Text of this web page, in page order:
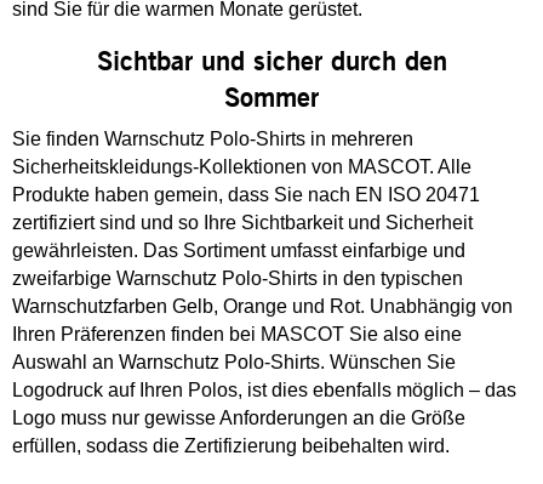
sind Sie für die warmen Monate gerüstet.
Sichtbar und sicher durch den
Sommer
Sie finden Warnschutz Polo-Shirts in mehreren
Sicherheitskleidungs-Kollektionen von MASCOT. Alle
Produkte haben gemein, dass Sie nach EN ISO 20471
zertifiziert sind und so Ihre Sichtbarkeit und Sicherheit
gewährleisten. Das Sortiment umfasst einfarbige und
zweifarbige Warnschutz Polo-Shirts in den typischen
Warnschutzfarben Gelb, Orange und Rot. Unabhängig von
Ihren Präferenzen finden bei MASCOT Sie also eine
Auswahl an Warnschutz Polo-Shirts. Wünschen Sie
Logodruck auf Ihren Polos, ist dies ebenfalls möglich – das
Logo muss nur gewisse Anforderungen an die Größe
erfüllen, sodass die Zertifizierung beibehalten wird.